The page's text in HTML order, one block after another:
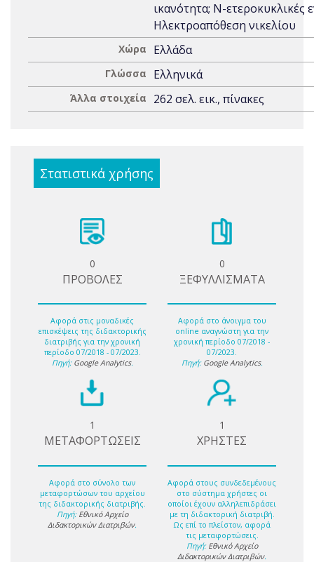
ικανότητα; Ν-ετεροκυκλικές
Ηλεκτροαπόθεση νικελίου
Χώρα Ελλάδα
Γλώσσα Ελληνικά
Άλλα στοιχεία 262 σελ. εικ., πίνακες
Στατιστικά χρήσης
0
ΠΡΟΒΟΛΕΣ
Αφορά στις μοναδικές
επισκέψεις της διδακτορικής
διατριβής για την χρονική
περίοδο 07/2018 - 07/2023.
Πηγή: Google Analytics.
0
ΞΕΦΥΛΛΙΣΜΑΤΑ
Αφορά στο άνοιγμα του
online αναγνώστη για την
χρονική περίοδο 07/2018 -
07/2023.
Πηγή: Google Analytics.
1
ΜΕΤΑΦΟΡΤΩΣΕΙΣ
Αφορά στο σύνολο των
μεταφορτώσων του αρχείου
της διδακτορικής διατριβής.
Πηγή: Εθνικό Αρχείο
Διδακτορικών Διατριβών.
1
ΧΡΗΣΤΕΣ
Αφορά στους συνδεδεμένους
στο σύστημα χρήστες οι
οποίοι έχουν αλληλεπιδράσει
με τη διδακτορική διατριβή.
Ως επί το πλείστον, αφορά
τις μεταφορτώσεις.
Πηγή: Εθνικό Αρχείο
Διδακτορικών Διατριβών.